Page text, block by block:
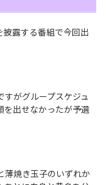
披露する番組で今回出
がグループスケジュ
を出せなかったが予選
薄焼き玉子のいずれか